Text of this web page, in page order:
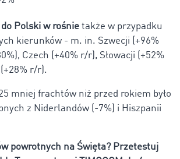
do Polski w rośnie także w przypadku
kierunków - m. in. Szwecji (+96%
Czech (+40% r/r), Słowacji (+52%
r/r).
mniej frachtów niż przed rokiem było
z Niderlandów (-7%) i Hiszpanii
powrotnych na Święta? Przetestuj